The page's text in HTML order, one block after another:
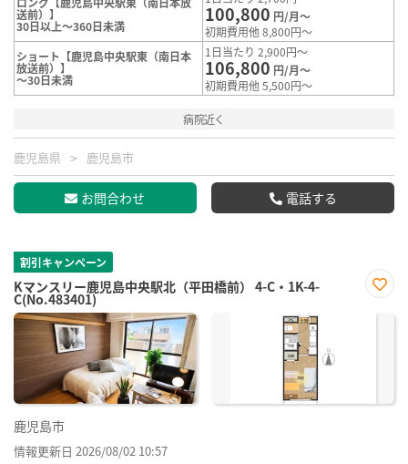
送前）】
30日以上～360日未満
100,800 円/月～
初期費用他 8,800円～
ショート【鹿児島中央駅東（南日本
放送前）】
～30日未満
1日当たり 2,900円～
106,800 円/月～
初期費用他 5,500円～
病院近く
鹿児島県 鹿児島市
お問合わせ 電話する
割引キャンペーン
Kマンスリー鹿児島中央駅北（平田橋前） 4-C・1K-4-
C(No.483401)
に入
鹿児島市
情報更新日 2026/08/02 10:57